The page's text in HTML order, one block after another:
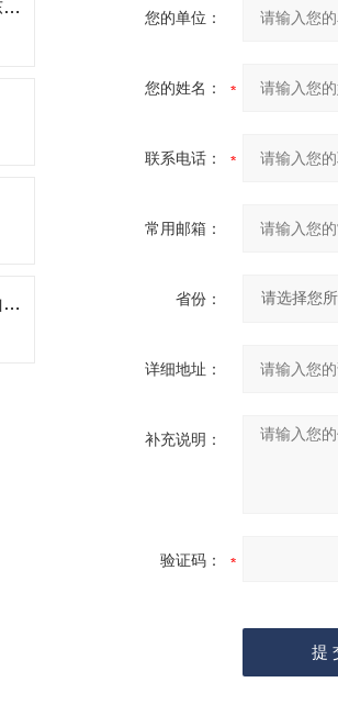
冬季聚氨酯保温管如何保暖 山东日照保温管厂家
日照市聚氨酯保温管防腐工艺 山东专业防腐保温材料
您的单位：
您的姓名：
联系电话：
常用邮箱：
省份：
详细地址：
补充说明：
验证码：